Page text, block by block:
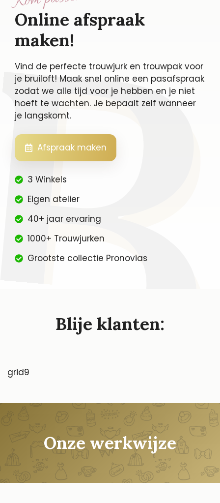
Online afspraak
maken!
Vind de perfecte trouwjurk en trouwpak voor
je bruiloft! Maak snel online een pasafspraak
zodat we alle tijd voor je hebben en je niet
hoeft te wachten. Je bepaalt zelf wanneer
je langskomt.
Afspraak maken
3 Winkels
Eigen atelier
40+ jaar ervaring
1000+ Trouwjurken
Grootste collectie Pronovias
Blije klanten:
grid9
Onze werkwijze